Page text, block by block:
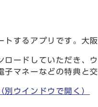
するアプリです。大
ードしていただき、
マネーなどの特典と
（別ウインドウで開く）